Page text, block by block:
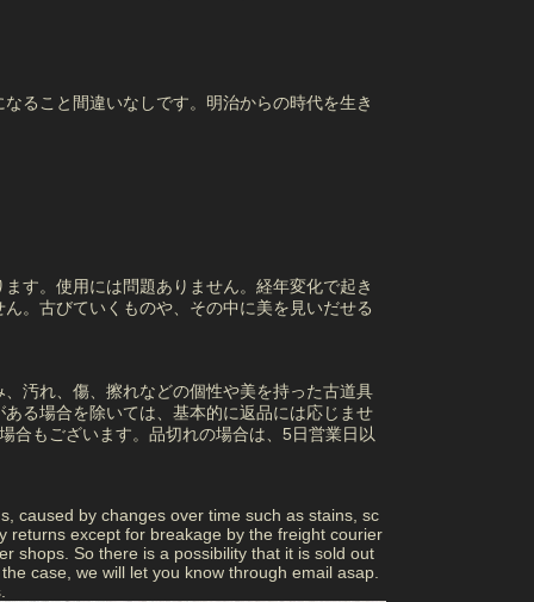
ること間違いなしです。明治からの時代を生き
す。使用には問題ありません。経年変化で起き
。古びていくものや、その中に美を見いだせる
汚れ、傷、擦れなどの個性や美を持った古道具
る場合を除いては、基本的に返品には応じませ
合もございます。品切れの場合は、5日営業日以
caused by changes over time such as stains, sc
returns except for breakage by the freight courier
shops. So there is a possibility that it is sold out
case, we will let you know through email asap.